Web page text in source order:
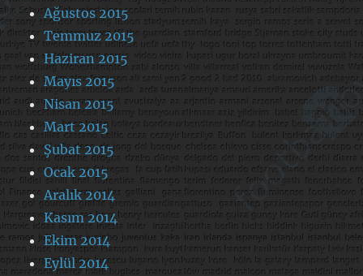
Ağustos 2015
Temmuz 2015
Haziran 2015
Mayıs 2015
Nisan 2015
Mart 2015
Şubat 2015
Ocak 2015
Aralık 2014
Kasım 2014
Ekim 2014
Eylül 2014